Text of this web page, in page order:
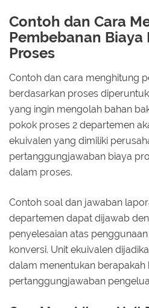
Contoh dan Cara
Pembebanan Biaya
Proses
Contoh dan cara menghitung
berdasarkan proses
yang ingin mengolah bahan
pokok proses 2 departemen
ekuivalen yang dimiliki
pertanggungjawaban biaya
dalam proses.
Contoh soal dan jawaban
departemen dapat dijawab
penyelesaian atas
konversi. Unit ekuivalen
dalam menentukan
pertanggungjawaban